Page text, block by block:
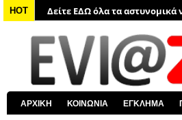
HOT
Δείτε ΕΔΩ όλα τα νέα από τον
Δείτε ΕΔΩ όλα τα νέα για την
Δείτε ΕΔΩ όλες τις ειδήσεις
Δείτε ΕΔΩ όλα τα πολιτικά νέα
Δείτε ΕΔΩ τις αποκαλύψεις
Δείτε ΕΔΩ όλα τα αστυνομικά
ΑΡΧΙΚΗ ΚΟΙΝΩΝΙΑ ΕΓΚΛΗΜΑ